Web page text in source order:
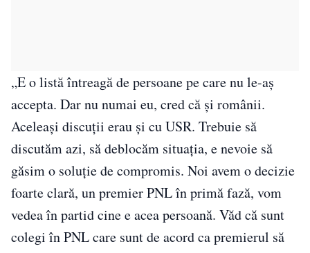
„E o listă întreagă de persoane pe care nu le-aș
accepta. Dar nu numai eu, cred că și românii.
Aceleași discuții erau și cu USR. Trebuie să
discutăm azi, să deblocăm situația, e nevoie să
găsim o soluție de compromis. Noi avem o decizie
foarte clară, un premier PNL în primă fază, vom
vedea în partid cine e acea persoană. Văd că sunt
colegi în PNL care sunt de acord ca premierul să